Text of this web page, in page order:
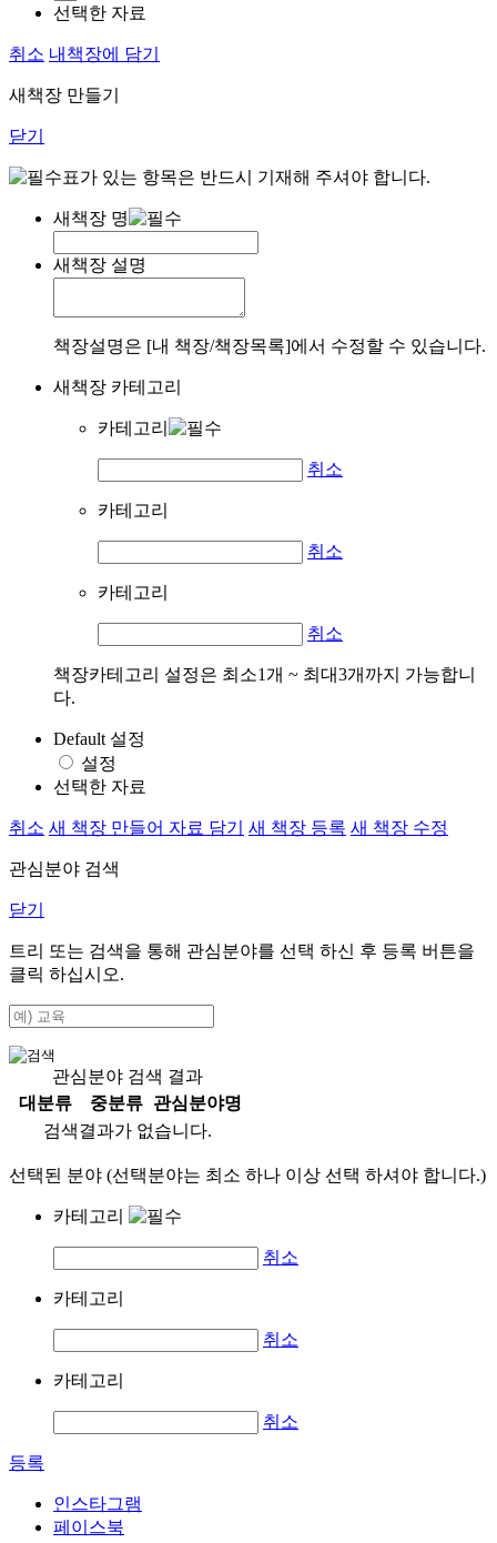
선택한 자료
취소 내책장에 담기
새책장 만들기
닫기
표가 있는 항목은 반드시 기재해 주셔야 합니다.
새책장 명
새책장 설명
책장설명은 [내 책장/책장목록]에서 수정할 수 있습니다.
새책장 카테고리
카테고리
취소
카테고리
취소
카테고리
취소
책장카테고리 설정은 최소1개 ~ 최대3개까지 가능합니
다.
Default 설정
설정
선택한 자료
취소 새 책장 만들어 자료 담기 새 책장 등록 새 책장 수정
관심분야 검색
닫기
트리 또는 검색을 통해 관심분야를 선택 하신 후 등록 버튼을
클릭 하십시오.
관심분야 검색 결과
대분류
중분류
관심분야명
검색결과가 없습니다.
선택된 분야 (선택분야는 최소 하나 이상 선택 하셔야 합니다.)
카테고리
취소
카테고리
취소
카테고리
취소
등록
인스타그램
페이스북